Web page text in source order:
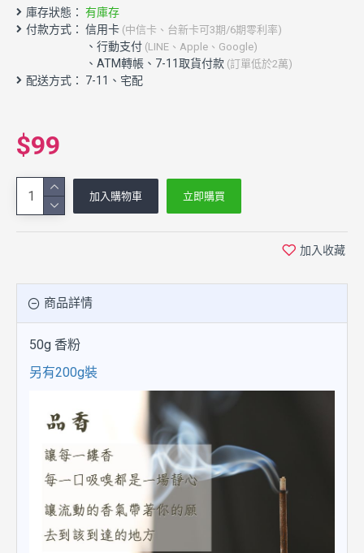
庫存狀態： 有庫存
付款方式： 信用卡 (中信卡、台新卡可3期/6期零利率)
配送方式： 7-11、宅配
$99
加入購物車 立即購買
加入收藏
商品詳情
50g 香粉
另有200g裝